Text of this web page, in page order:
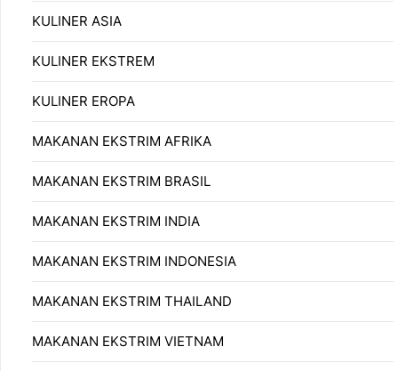
KULINER ASIA
KULINER EKSTREM
KULINER EROPA
MAKANAN EKSTRIM AFRIKA
MAKANAN EKSTRIM BRASIL
MAKANAN EKSTRIM INDIA
MAKANAN EKSTRIM INDONESIA
MAKANAN EKSTRIM THAILAND
MAKANAN EKSTRIM VIETNAM